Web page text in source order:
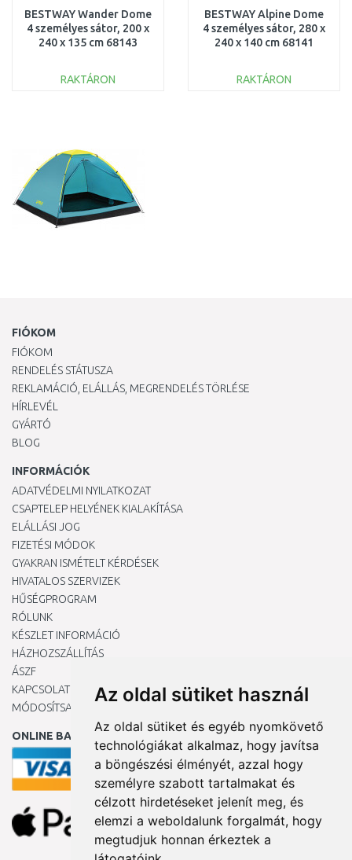
Az oldal sütiket használ
Az oldal sütiket és egyéb nyomkövető
technológiákat alkalmaz, hogy javítsa
a böngészési élményét, azzal hogy
személyre szabott tartalmakat és
célzott hirdetéseket jelenít meg, és
elemzi a weboldalunk forgalmát, hogy
megtudjuk honnan érkeztek a
BESTWAY Wander Dome
4 személyes sátor, 200 x
240 x 135 cm 68143
RAKTÁRON
BESTWAY Alpine Dome
4 személyes sátor, 280 x
240 x 140 cm 68141
RAKTÁRON
FIÓKOM
FIÓKOM
RENDELÉS STÁTUSZA
REKLAMÁCIÓ, ELÁLLÁS, MEGRENDELÉS TÖRLÉSE
HÍRLEVÉL
GYÁRTÓ
BLOG
INFORMÁCIÓK
ADATVÉDELMI NYILATKOZAT
CSAPTELEP HELYÉNEK KIALAKÍTÁSA
ELÁLLÁSI JOG
FIZETÉSI MÓDOK
GYAKRAN ISMÉTELT KÉRDÉSEK
HIVATALOS SZERVIZEK
HŰSÉGPROGRAM
RÓLUNK
KÉSZLET INFORMÁCIÓ
HÁZHOZSZÁLLÍTÁS
ÁSZF
KAPCSOLAT
MÓDOSÍTSA A COOKIE-BEÁLLÍTÁSAIMAT
ONLINE BANKKÁRTYÁVAL